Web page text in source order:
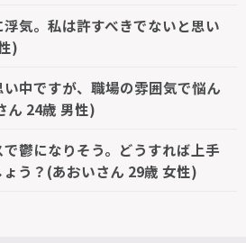
気。私は許すべきでないと思い
)
中ですが、職場の雰囲気で悩ん
ん 24歳 男性)
鬱になりそう。どうすれば上手
う？(あおいさん 29歳 女性)